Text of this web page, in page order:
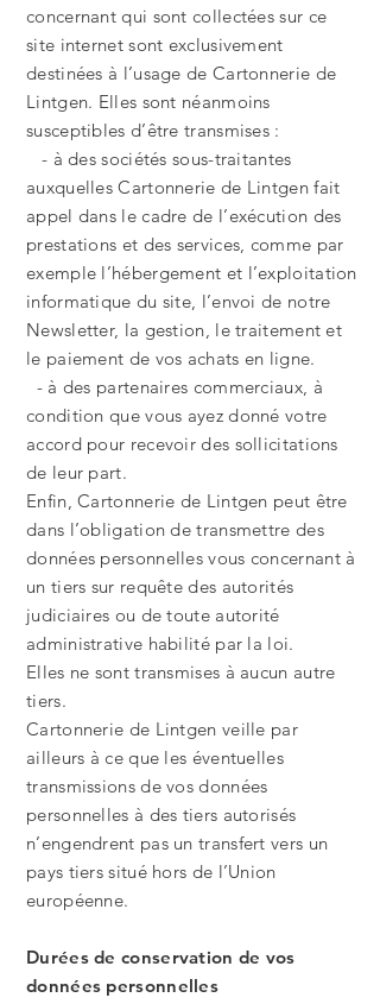
concernant qui sont collectées sur ce
site internet sont exclusivement
destinées à l’usage de Cartonnerie de
Lintgen. Elles sont néanmoins
susceptibles d’être transmises :
- à des sociétés sous-traitantes
auxquelles Cartonnerie de Lintgen fait
appel dans le cadre de l’exécution des
prestations et des services, comme par
exemple l’hébergement et l’exploitation
informatique du site, l’envoi de notre
Newsletter, la gestion, le traitement et
le paiement de vos achats en ligne.
- à des partenaires commerciaux, à
condition que vous ayez donné votre
accord pour recevoir des sollicitations
de leur part.
Enfin, Cartonnerie de Lintgen peut être
dans l’obligation de transmettre des
données personnelles vous concernant à
un tiers sur requête des autorités
judiciaires ou de toute autorité
administrative habilité par la loi.
Elles ne sont transmises à aucun autre
tiers.
Cartonnerie de Lintgen veille par
ailleurs à ce que les éventuelles
transmissions de vos données
personnelles à des tiers autorisés
n’engendrent pas un transfert vers un
pays tiers situé hors de l’Union
européenne.
Durées de conservation de vos
données personnelles